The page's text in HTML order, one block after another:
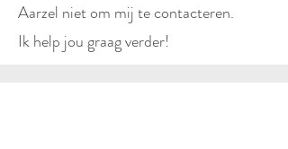
Aarzel niet om mij te contacteren.
Ik help jou graag verder!